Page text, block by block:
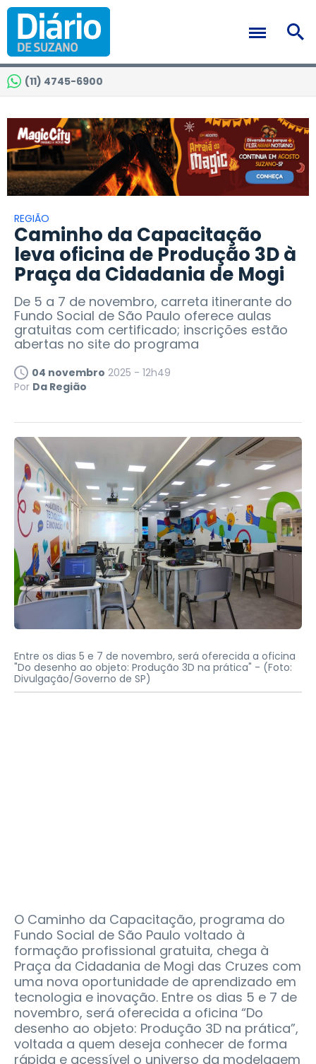
(11) 4745-6900
REGIÃO
Caminho da Capacitação
leva oficina de Produção 3D à
Praça da Cidadania de Mogi
De 5 a 7 de novembro, carreta itinerante do
Fundo Social de São Paulo oferece aulas
gratuitas com certificado; inscrições estão
abertas no site do programa
04 novembro 2025 - 12h49
Por Da Região
Entre os dias 5 e 7 de novembro, será oferecida a oficina
"Do desenho ao objeto: Produção 3D na prática" - (Foto:
Divulgação/Governo de SP)
O Caminho da Capacitação, programa do
Fundo Social de São Paulo voltado à
formação profissional gratuita, chega à
Praça da Cidadania de Mogi das Cruzes com
uma nova oportunidade de aprendizado em
tecnologia e inovação. Entre os dias 5 e 7 de
novembro, será oferecida a oficina “Do
desenho ao objeto: Produção 3D na prática”,
voltada a quem deseja conhecer de forma
rápida e acessível o universo da modelagem